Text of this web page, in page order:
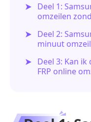
Deel 1:
omzeilen
Deel 2:
minuut
Deel 3: Kan ik
FRP online